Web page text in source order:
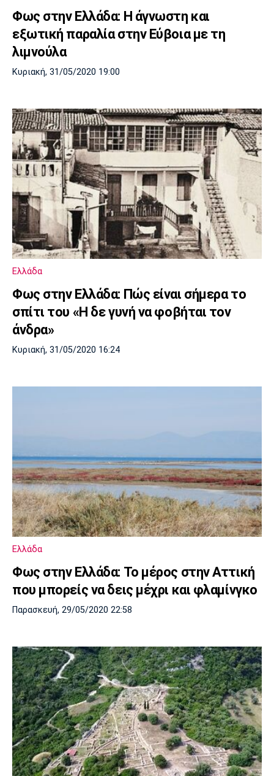
Φως στην Ελλάδα: Η άγνωστη και
εξωτική παραλία στην Εύβοια με τη
λιμνούλα
Κυριακή, 31/05/2020 19:00
Ελλάδα
Φως στην Ελλάδα: Πώς είναι σήμερα το
σπίτι του «Η δε γυνή να φοβήται τον
άνδρα»
Κυριακή, 31/05/2020 16:24
Ελλάδα
Φως στην Ελλάδα: Το μέρος στην Αττική
που μπορείς να δεις μέχρι και φλαμίνγκο
Παρασκευή, 29/05/2020 22:58